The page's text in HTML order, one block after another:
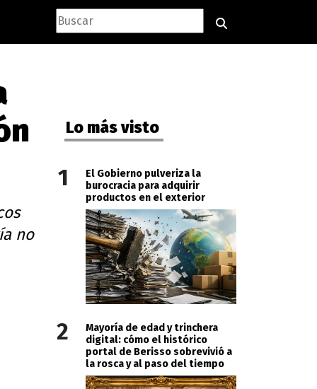
no
Lo más visto
1
El Gobierno pulveriza la
burocracia para adquirir
productos en el exterior
2
Mayoría de edad y trinchera
digital: cómo el histórico
portal de Berisso sobrevivió a
la rosca y al paso del tiempo